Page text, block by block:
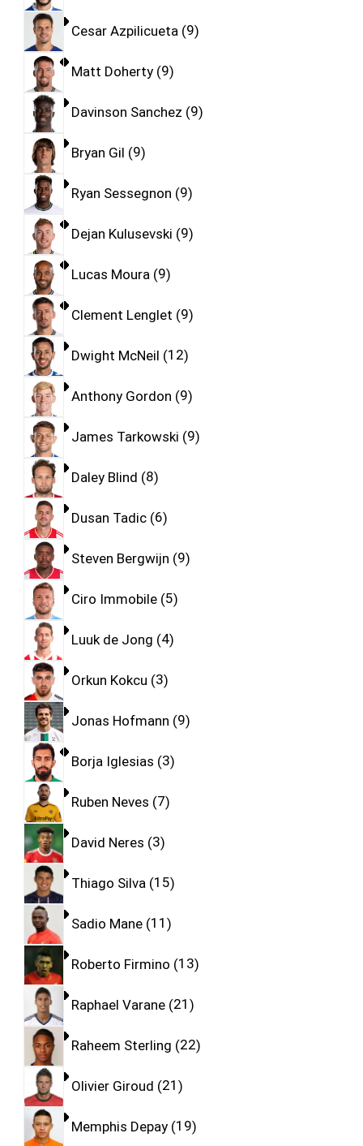
Cesar Azpilicueta 9
Matt Doherty 9
Davinson Sanchez 9
Bryan Gil 9
Ryan Sessegnon 9
Dejan Kulusevski 9
Lucas Moura 9
Clement Lenglet 9
Dwight McNeil 12
Anthony Gordon 9
James Tarkowski 9
Daley Blind 8
Dusan Tadic 6
Steven Bergwijn 9
Ciro Immobile 5
Luuk de Jong 4
Orkun Kokcu 3
Jonas Hofmann 9
Borja Iglesias 3
Ruben Neves 7
David Neres 3
Thiago Silva 15
Sadio Mane 11
Roberto Firmino 13
Raphael Varane 21
Raheem Sterling 22
Olivier Giroud 21
Memphis Depay 19